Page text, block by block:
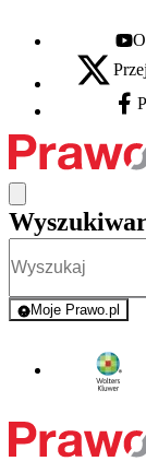
X - otwiera
Moje Prawo.pl
- rejestracja